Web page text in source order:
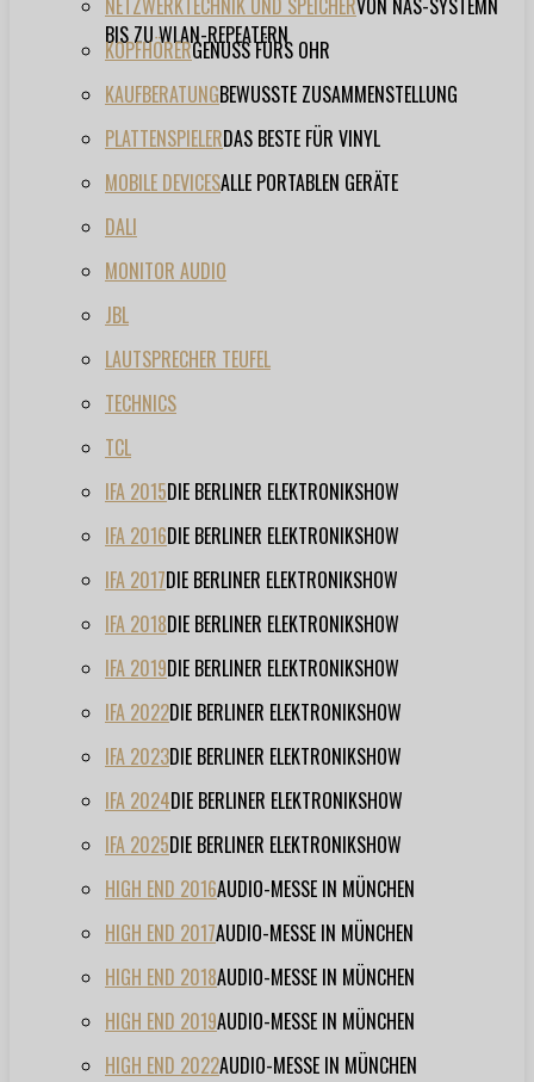
NETZWERKTECHNIK UND SPEICHERVON NAS-SYSTEMN
BIS ZU WLAN-REPEATERN
KOPFHÖRERGENUSS FÜRS OHR
KAUFBERATUNGBEWUSSTE ZUSAMMENSTELLUNG
PLATTENSPIELERDAS BESTE FÜR VINYL
MOBILE DEVICESALLE PORTABLEN GERÄTE
DALI
MONITOR AUDIO
JBL
LAUTSPRECHER TEUFEL
TECHNICS
TCL
IFA 2015DIE BERLINER ELEKTRONIKSHOW
IFA 2016DIE BERLINER ELEKTRONIKSHOW
IFA 2017DIE BERLINER ELEKTRONIKSHOW
IFA 2018DIE BERLINER ELEKTRONIKSHOW
IFA 2019DIE BERLINER ELEKTRONIKSHOW
IFA 2022DIE BERLINER ELEKTRONIKSHOW
IFA 2023DIE BERLINER ELEKTRONIKSHOW
IFA 2024DIE BERLINER ELEKTRONIKSHOW
IFA 2025DIE BERLINER ELEKTRONIKSHOW
HIGH END 2016AUDIO-MESSE IN MÜNCHEN
HIGH END 2017AUDIO-MESSE IN MÜNCHEN
HIGH END 2018AUDIO-MESSE IN MÜNCHEN
HIGH END 2019AUDIO-MESSE IN MÜNCHEN
HIGH END 2022AUDIO-MESSE IN MÜNCHEN